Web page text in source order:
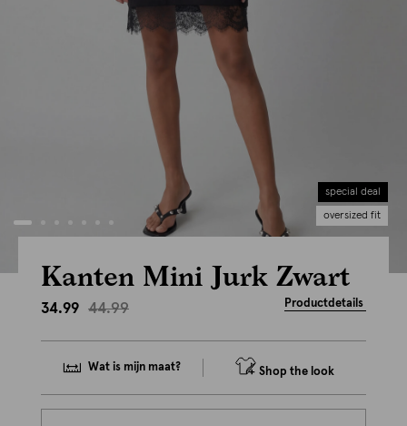
special deal
oversized fit
Kanten Mini Jurk Zwart
34.99 44.99 Productdetails
Wat is mijn maat? Shop the look